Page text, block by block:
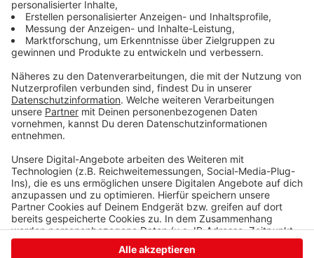
www.kulturpur-festival.de, an der Sparkassen-Hotline
von ProTicket unter Tel. 01803 / 742 654. Der Ticket-
Shop der Siegener Zeitung ist am Samstag, 11. März
Anzeige
Anzeige